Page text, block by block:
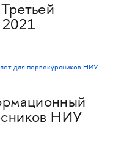
НИУ